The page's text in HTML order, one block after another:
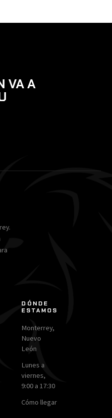
VA A
DÓNDE
ESTAMOS
Monterrey,
Nuevo
León
Lunes a
viernes,
9:00 a 17:30
Cómo llegar